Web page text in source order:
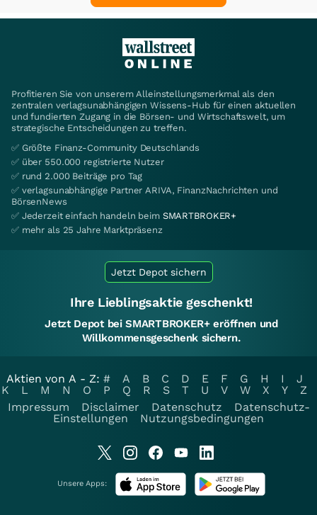
Profitieren Sie von unserem Alleinstellungsmerkmal als den
zentralen verlagsunabhängigen Wissens-Hub für einen aktuellen
und fundierten Zugang in die Börsen- und Wirtschaftswelt, um
strategische Entscheidungen zu treffen.
✅ Größte Finanz-Community Deutschlands
✅ über 550.000 registrierte Nutzer
✅ rund 2.000 Beiträge pro Tag
✅ verlagsunabhängige Partner ARIVA, FinanzNachrichten und
BörsenNews
✅ Jederzeit einfach handeln beim SMARTBROKER+
✅ mehr als 25 Jahre Marktpräsenz
Jetzt Depot sichern
Ihre Lieblingsaktie geschenkt!
Jetzt Depot bei SMARTBROKER+ eröffnen und
Willkommensgeschenk sichern.
Aktien von A - Z: # A B C D E F G H I
J
K
L M N O P Q R S T U V W X Y
Z
Impressum
Disclaimer Datenschutz
Datenschutz-
Einstellungen
Nutzungsbedingungen
Unsere Apps: